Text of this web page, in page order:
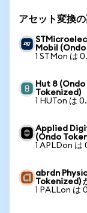
アセット変換
Mobil
1 STMon は
Hut 8
Tokenized)
1 HUTon は
Applied
(Ondo
1 APLDon は
abrdn
Tokenized)
1 PALLon は